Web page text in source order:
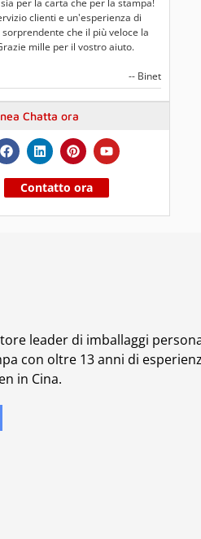
clienti e un'esperienza di
che il più veloce la
mille per il vostro aiuto.
-- Binet
Chatta ora
Contatto ora
leader di imballaggi
con oltre 13 anni di
in Cina.